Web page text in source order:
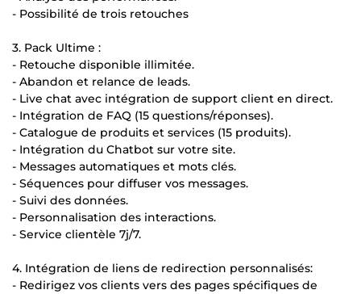
- Possibilité de trois retouches
3. Pack Ultime :
- Retouche disponible illimitée.
- Abandon et relance de leads.
- Live chat avec intégration de support client en direct.
- Intégration de FAQ (15 questions/réponses).
- Catalogue de produits et services (15 produits).
- Intégration du Chatbot sur votre site.
- Messages automatiques et mots clés.
- Séquences pour diffuser vos messages.
- Suivi des données.
- Personnalisation des interactions.
- Service clientèle 7j/7.
4. Intégration de liens de redirection personnalisés:
- Redirigez vos clients vers des pages spécifiques de